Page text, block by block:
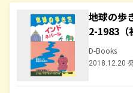
地球の歩
2-1983（
D-Books
2018.12.20